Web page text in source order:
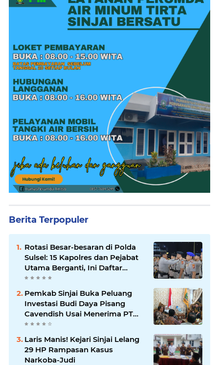
Berita Terpopuler
Rotasi Besar-besaran di Polda
Sulsel: 15 Kapolres dan Pejabat
Utama Berganti, Ini Daftar
Lengkapnya
Pemkab Sinjai Buka Peluang
Investasi Budi Daya Pisang
Cavendish Usai Menerima PT
GGF
Laris Manis! Kejari Sinjai Lelang
29 HP Rampasan Kasus
Narkoba-Judi